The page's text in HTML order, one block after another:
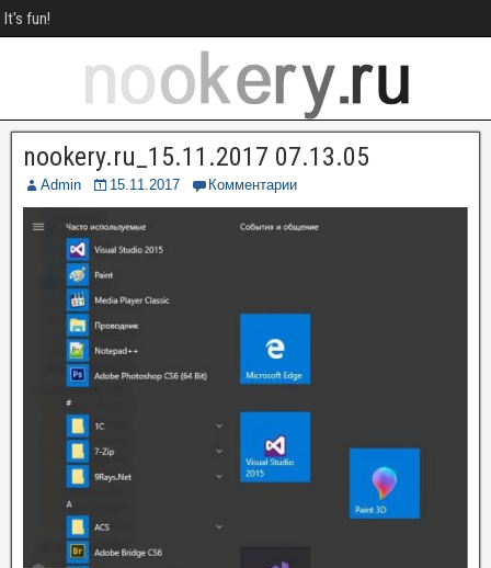
It's fun!
nookery.ru_15.11.2017 07.13.05
Admin 15.11.2017 Комментарии